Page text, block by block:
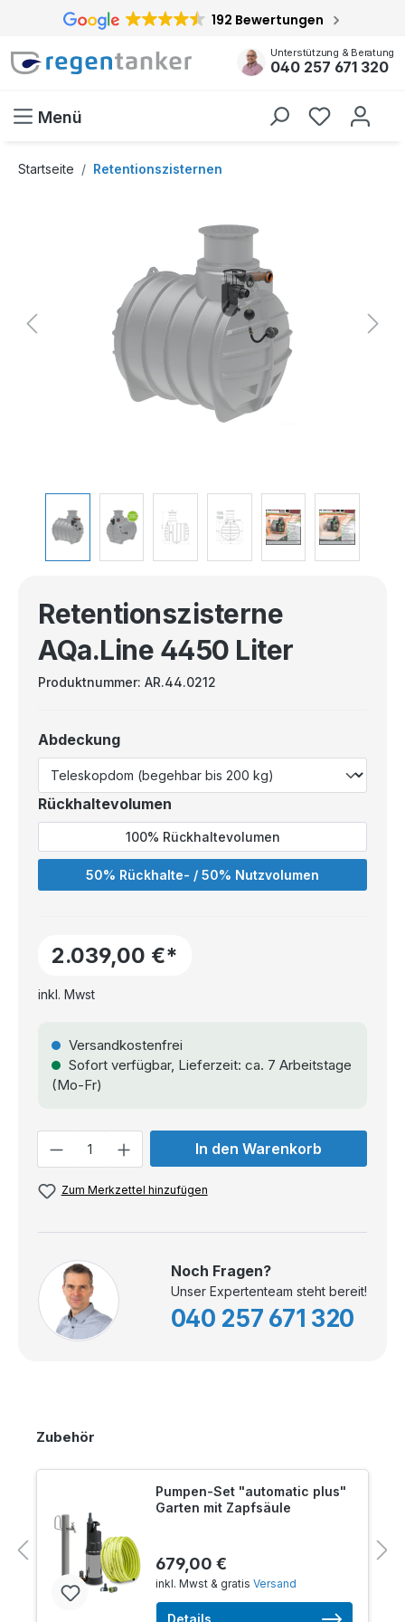
springen 192 Bewertungen
Unterstützung & Beratung
040 257 671 320
Menü
Startseite Retentionszisternen
Retentionszisterne
AQa.Line 4450 Liter
Produktnummer:AR.44.0212
Abdeckung
Rückhaltevolumen
100% Rückhaltevolumen
50% Rückhalte- / 50% Nutzvolumen
2.039,00 €*
inkl. Mwst
Versandkostenfrei
Sofort verfügbar, Lieferzeit: ca. 7 Arbeitstage
(Mo-Fr)
In den Warenkorb
Zum Merkzettel hinzufügen
Noch Fragen?
Unser Expertenteam steht bereit!
040 257 671 320
Zubehör
Pumpen-Set "automatic plus"
Garten mit Zapfsäule
679,00 €
inkl. Mwst & gratis Versand
Details